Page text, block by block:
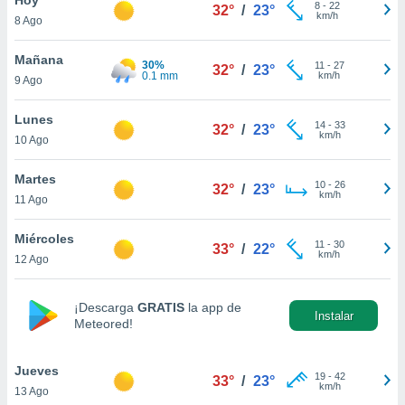
en
más
nuestra
de
aceptar
de
8 Ago
32° / 23° 8- 22
km/h
Mañana
9 Ago
30%
0.1 mm
32° / 23° 11 - 27
km/h
Lunes
10 Ago
32° / 23° 14- 33
km/h
Martes
11 Ago
32° / 23° 10- 26
km/h
Miércoles
12 Ago
33° / 22° 11 - 30
km/h
¡Descarga GRATIS la app de
Meteored!
Instalar
Jueves
13 Ago
33° / 23° 19- 42
km/h